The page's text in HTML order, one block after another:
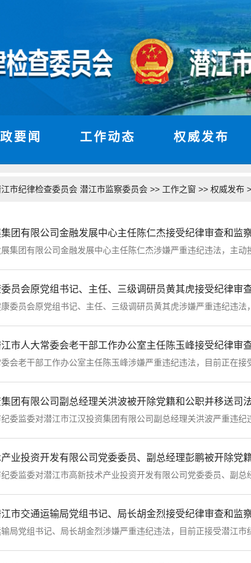
要闻 工作动态 权威发布
江市纪律检查委员会 潜江市监察委员会 >> 工作之窗 >> 权威发布
团有限公司金融发展中心主任陈仁杰接受纪律审查和监
团有限公司金融发展中心主任陈仁杰涉嫌严重违纪违法，主动
员会原党组书记、主任、三级调研员黄其虎接受纪律审
员会原党组书记、主任、三级调研员黄其虎涉嫌严重违纪违法
江市人大常委会老干部工作办公室主任陈玉峰接受纪律审
老干部工作办公室主任陈玉峰涉嫌严重违纪违法，目前正在接
团有限公司副总经理关洪波被开除党籍和公职并移送司
监委对潜江市江汉投资集团有限公司副总经理关洪波严重违纪
监委对潜江市高新技术产业投资开发有限公司党委委员、副总
江市交通运输局党组书记、局长胡金烈接受纪律审查和监
党组书记、局长胡金烈涉嫌严重违纪违法，目前正接受潜江市